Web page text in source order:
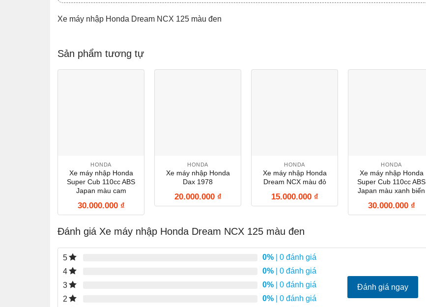
Xe máy nhập Honda Dream NCX 125 màu đen
Sản phẩm tương tự
HONDA
Xe máy nhập Honda
Super Cub 110cc ABS
Japan màu cam
30.000.000 ₫
HONDA
Xe máy nhập Honda
Dax 1978
20.000.000 ₫
HONDA
Xe máy nhập Honda
Dream NCX màu đỏ
15.000.000 ₫
HONDA
Xe máy nhập Honda
Super Cub 110cc ABS
Japan màu xanh biển
30.000.000 ₫
Đánh giá Xe máy nhập Honda Dream NCX 125 màu đen
5 0% | 0 đánh giá
4
0% | 0 đánh giá
3
0% | 0 đánh giá
2
0% | 0 đánh giá
Đánh giá ngay